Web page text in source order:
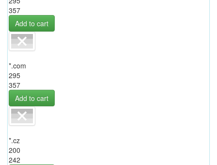
357
Add to cart
*.com
295
357
Add to cart
*.cz
200
242